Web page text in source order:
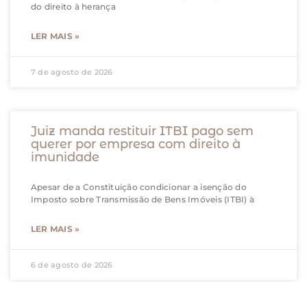
do direito à herança
LER MAIS »
7 de agosto de 2026
Juiz manda restituir ITBI pago sem
querer por empresa com direito à
imunidade
Apesar de a Constituição condicionar a isenção do
Imposto sobre Transmissão de Bens Imóveis (ITBI) à
LER MAIS »
6 de agosto de 2026